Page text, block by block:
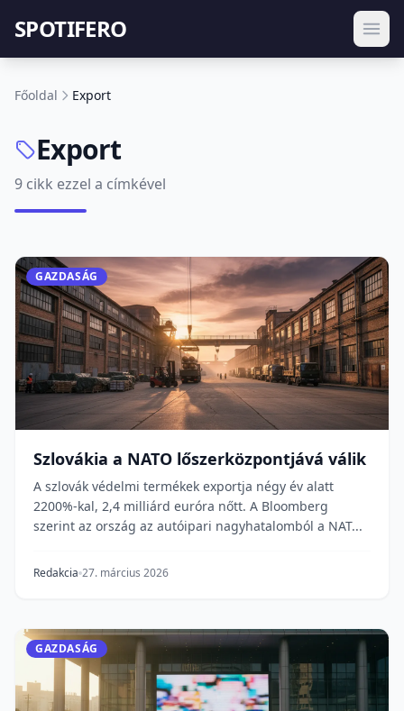
SPOTIFERO
Főoldal Export
Export
9 cikk ezzel a címkével
GAZDASÁG
Szlovákia a NATO lőszerközpontjává válik
A szlovák védelmi termékek exportja négy év alatt
2200%-kal, 2,4 milliárd euróra nőtt. A Bloomberg
szerint az ország az autóipari nagyhatalomból a NAT...
Redakcia 27. március 2026
GAZDASÁG